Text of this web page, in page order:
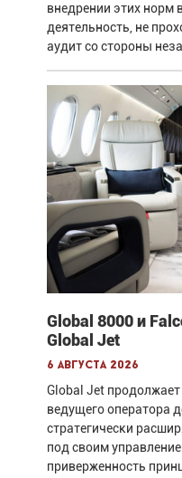
внедрении этих норм
деятельность, не
аудит со стороны
Global 8000 и
Global Jet
6 августа 2026
Global Jet
ведущего оператора
стратегически
под своим
приверженность